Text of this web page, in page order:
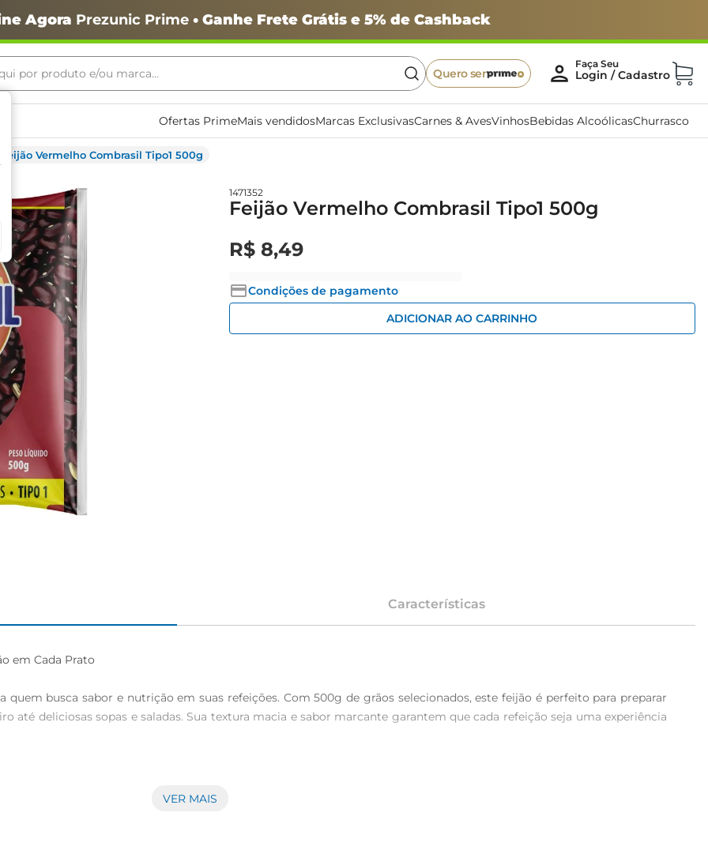
Agora Prezunic Prime• Ganhe Frete Grátis e 5% de Cashback
por produto e/ou marca...
Quero ser
Ofertas PrimeMais vendidosMarcas ExclusivasCarnes & AvesVinhosBebidas AlcoólicasChurrasco
Feijão Vermelho Combrasil Tipo1 500g
1471352
Feijão Vermelho Combrasil Tipo1 500g
R$ 8,49
Condições de pagamento
ADICIONAR AO CARRINHO
Características
em Cada Prato
quem busca sabor e nutrição em suas refeições. Com 500g de grãos selecionados, este feijão é perfeito para preparar
até deliciosas sopas e saladas. Sua textura macia e sabor marcante garantem que cada refeição seja uma experiência
o Feijão Vermelho ComBrasil é uma opção prática e saudável para quem deseja manter uma alimentação equilibrada.
VER MAIS
buscados